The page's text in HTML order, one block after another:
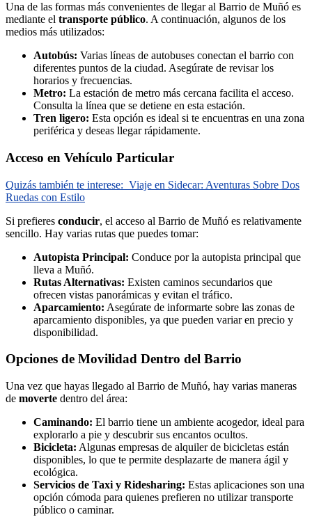
Una de las formas más convenientes de llegar al Barrio de Muñó es
mediante el transporte público. A continuación, algunos de los
medios más utilizados:
Autobús: Varias líneas de autobuses conectan el barrio con
diferentes puntos de la ciudad. Asegúrate de revisar los
horarios y frecuencias.
Metro: La estación de metro más cercana facilita el acceso.
Consulta la línea que se detiene en esta estación.
Tren ligero: Esta opción es ideal si te encuentras en una zona
periférica y deseas llegar rápidamente.
Acceso en Vehículo Particular
Quizás también te interese: Viaje en Sidecar: Aventuras Sobre Dos
Ruedas con Estilo
Si prefieres conducir, el acceso al Barrio de Muñó es relativamente
sencillo. Hay varias rutas que puedes tomar:
Autopista Principal: Conduce por la autopista principal que
lleva a Muñó.
Rutas Alternativas: Existen caminos secundarios que
ofrecen vistas panorámicas y evitan el tráfico.
Aparcamiento: Asegúrate de informarte sobre las zonas de
aparcamiento disponibles, ya que pueden variar en precio y
disponibilidad.
Opciones de Movilidad Dentro del Barrio
Una vez que hayas llegado al Barrio de Muñó, hay varias maneras
de moverte dentro del área:
Caminando: El barrio tiene un ambiente acogedor, ideal para
explorarlo a pie y descubrir sus encantos ocultos.
Bicicleta: Algunas empresas de alquiler de bicicletas están
disponibles, lo que te permite desplazarte de manera ágil y
ecológica.
Servicios de Taxi y Ridesharing: Estas aplicaciones son una
opción cómoda para quienes prefieren no utilizar transporte
público o caminar.